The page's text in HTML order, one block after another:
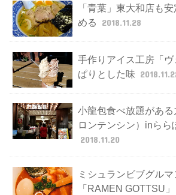
「青葉」東大和店も
める
2018.11.28
手作りアイス工房「
ぱりとした味
小龍包食べ放題があ
ロンテンシン）inらら
2018.11.20
ミシュランビブグル
「RAMEN GOTTSU」